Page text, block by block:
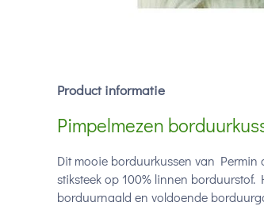
Product informatie
Pimpelmezen
Dit mooie borduurkussen van Permin
stiksteek op 100% linnen
borduurnaald en voldoende